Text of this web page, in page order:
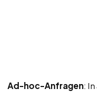
Ad-hoc-Anfragen: